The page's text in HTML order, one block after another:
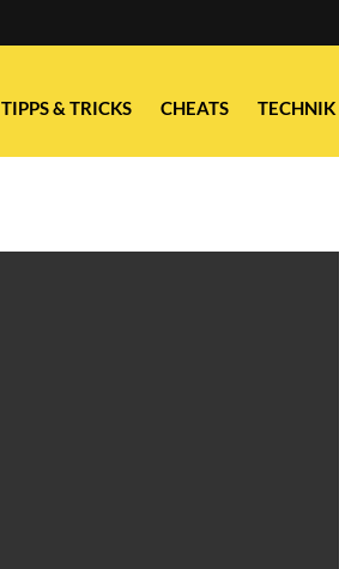
TIPPS & TRICKS CHEATS TECHNIK